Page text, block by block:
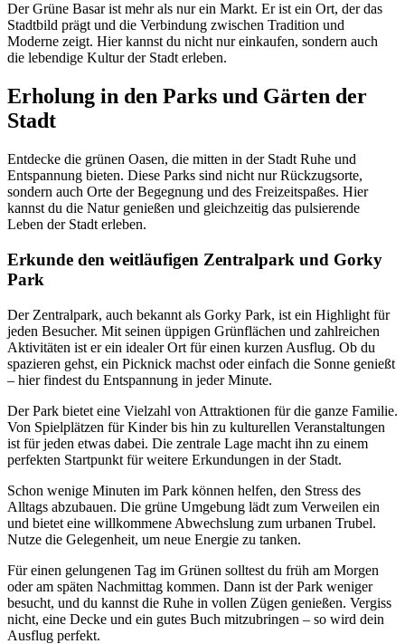
Der Grüne Basar ist mehr als nur ein Markt. Er ist ein Ort, der das
Stadtbild prägt und die Verbindung zwischen Tradition und
Moderne zeigt. Hier kannst du nicht nur einkaufen, sondern auch
die lebendige Kultur der Stadt erleben.
Erholung in den Parks und Gärten der
Stadt
Entdecke die grünen Oasen, die mitten in der Stadt Ruhe und
Entspannung bieten. Diese Parks sind nicht nur Rückzugsorte,
sondern auch Orte der Begegnung und des Freizeitspaßes. Hier
kannst du die Natur genießen und gleichzeitig das pulsierende
Leben der Stadt erleben.
Erkunde den weitläufigen Zentralpark und Gorky
Park
Der Zentralpark, auch bekannt als Gorky Park, ist ein Highlight für
jeden Besucher. Mit seinen üppigen Grünflächen und zahlreichen
Aktivitäten ist er ein idealer Ort für einen kurzen Ausflug. Ob du
spazieren gehst, ein Picknick machst oder einfach die Sonne genießt
– hier findest du Entspannung in jeder Minute.
Der Park bietet eine Vielzahl von Attraktionen für die ganze Familie.
Von Spielplätzen für Kinder bis hin zu kulturellen Veranstaltungen
ist für jeden etwas dabei. Die zentrale Lage macht ihn zu einem
perfekten Startpunkt für weitere Erkundungen in der Stadt.
Schon wenige Minuten im Park können helfen, den Stress des
Alltags abzubauen. Die grüne Umgebung lädt zum Verweilen ein
und bietet eine willkommene Abwechslung zum urbanen Trubel.
Nutze die Gelegenheit, um neue Energie zu tanken.
Für einen gelungenen Tag im Grünen solltest du früh am Morgen
oder am späten Nachmittag kommen. Dann ist der Park weniger
besucht, und du kannst die Ruhe in vollen Zügen genießen. Vergiss
nicht, eine Decke und ein gutes Buch mitzubringen – so wird dein
Ausflug perfekt.